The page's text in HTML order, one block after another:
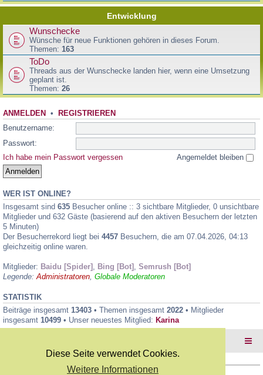
Diese Seite verwendet Cookies.
Weitere Informationen
Entwicklung
Wunschecke
Wünsche für neue Funktionen gehören in dieses Forum.
Themen: 163
ToDo
Threads aus der Wunschecke landen hier, wenn eine Umsetzung
geplant ist.
Themen: 26
ANMELDEN • REGISTRIEREN
Benutzername:
Passwort:
Ich habe mein Passwort vergessen
Angemeldet bleiben
WER IST ONLINE?
Insgesamt sind 635 Besucher online :: 3 sichtbare Mitglieder, 0 unsichtbare
Mitglieder und 632 Gäste (basierend auf den aktiven Besuchern der letzten
5 Minuten)
Der Besucherrekord liegt bei 4457 Besuchern, die am 07.04.2026, 04:13
gleichzeitig online waren.
Mitglieder: Baidu [Spider] , Bing [Bot] , Semrush [Bot]
Legende:Administratoren, Globale Moderatoren
STATISTIK
Beiträge insgesamt 13403 • Themen insgesamt 2022 • Mitglieder
insgesamt 10499 • Unser neuestes Mitglied: Karina